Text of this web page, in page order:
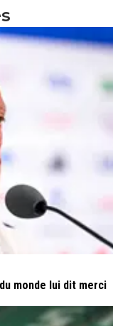
ces chiffres, mais
Il était à 7.2M€/an
et je crois
difficilement jouable
monde lui dit merci